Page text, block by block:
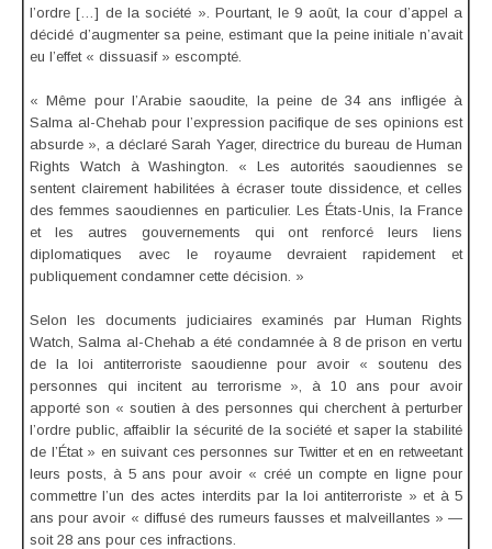
l’ordre […] de la société ». Pourtant, le 9 août, la cour d’appel a
décidé d’augmenter sa peine, estimant que la peine initiale n’avait
eu l’effet « dissuasif » escompté.
« Même pour l’Arabie saoudite, la peine de 34 ans infligée à
Salma al-Chehab pour l’expression pacifique de ses opinions est
absurde », a déclaré Sarah Yager, directrice du bureau de Human
Rights Watch à Washington. « Les autorités saoudiennes se
sentent clairement habilitées à écraser toute dissidence, et celles
des femmes saoudiennes en particulier. Les États-Unis, la France
et les autres gouvernements qui ont renforcé leurs liens
diplomatiques avec le royaume devraient rapidement et
publiquement condamner cette décision. »
Selon les documents judiciaires examinés par Human Rights
Watch, Salma al-Chehab a été condamnée à 8 de prison en vertu
de la loi antiterroriste saoudienne pour avoir « soutenu des
personnes qui incitent au terrorisme », à 10 ans pour avoir
apporté son « soutien à des personnes qui cherchent à perturber
l’ordre public, affaiblir la sécurité de la société et saper la stabilité
de l’État » en suivant ces personnes sur Twitter et en en retweetant
leurs posts, à 5 ans pour avoir « créé un compte en ligne pour
commettre l’un des actes interdits par la loi antiterroriste » et à 5
ans pour avoir « diffusé des rumeurs fausses et malveillantes » —
soit 28 ans pour ces infractions.